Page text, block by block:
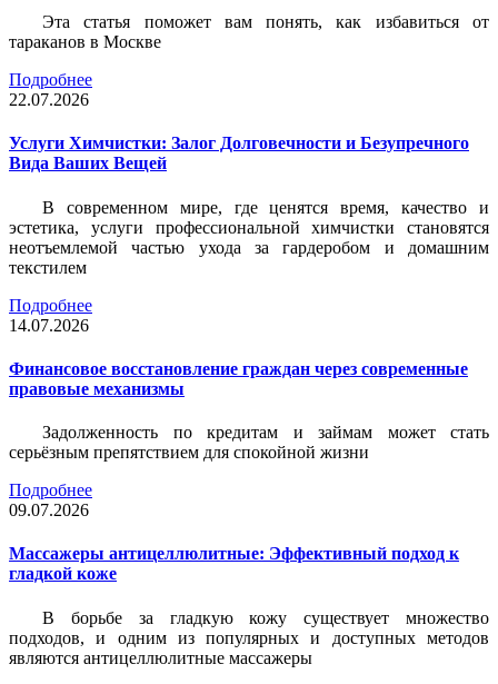
Эта статья поможет вам понять, как избавиться от
тараканов в Москве
Подробнее
22.07.2026
Услуги Химчистки: Залог Долговечности и Безупречного
Вида Ваших Вещей
В современном мире, где ценятся время, качество и
эстетика, услуги профессиональной химчистки становятся
неотъемлемой частью ухода за гардеробом и домашним
текстилем
Подробнее
14.07.2026
Финансовое восстановление граждан через современные
правовые механизмы
Задолженность по кредитам и займам может стать
серьёзным препятствием для спокойной жизни
Подробнее
09.07.2026
Массажеры антицеллюлитные: Эффективный подход к
гладкой коже
В борьбе за гладкую кожу существует множество
подходов, и одним из популярных и доступных методов
являются антицеллюлитные массажеры